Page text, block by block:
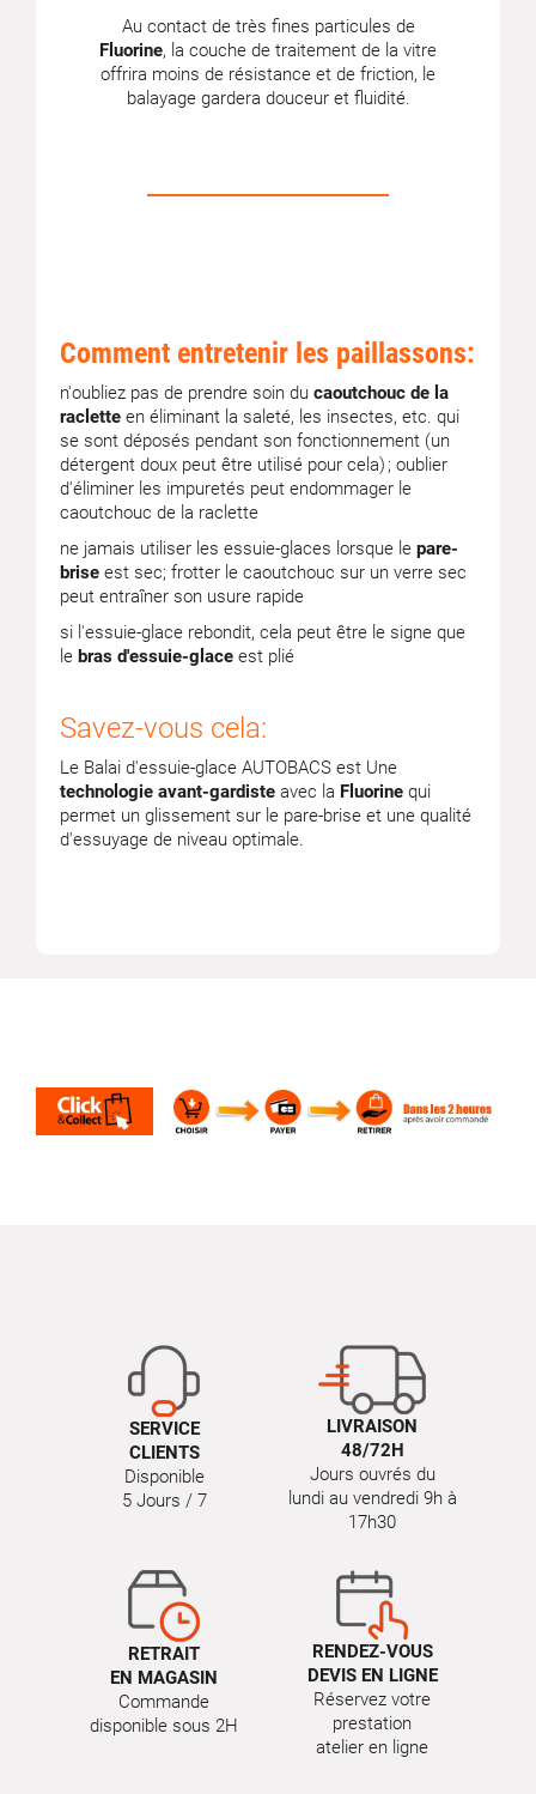
Au contact de très fines particules de
Fluorine, la couche de traitement de la vitre
offrira moins de résistance et de friction, le
balayage gardera douceur et fluidité.
Comment entretenir les paillassons:
n'oubliez pas de prendre soin du caoutchouc de la
raclette en éliminant la saleté, les insectes, etc. qui
se sont déposés pendant son fonctionnement (un
détergent doux peut être utilisé pour cela) ; oublier
d'éliminer les impuretés peut endommager le
caoutchouc de la raclette
ne jamais utiliser les essuie-glaces lorsque le pare-
brise est sec; frotter le caoutchouc sur un verre sec
peut entraîner son usure rapide
si l'essuie-glace rebondit, cela peut être le signe que
le bras d'essuie-glace est plié
Savez-vous cela:
Le Balai d'essuie-glace AUTOBACS est Une
technologie avant-gardiste avec la Fluorine qui
permet un glissement sur le pare-brise et une qualité
d'essuyage de niveau optimale.
SERVICE
CLIENTS
Disponible
5 Jours / 7
LIVRAISON
48/72H
Jours ouvrés du
lundi au vendredi 9h à
17h30
RETRAIT
EN MAGASIN
Commande
disponible sous 2H
RENDEZ-VOUS
DEVIS EN LIGNE
Réservez votre
prestation
atelier en ligne